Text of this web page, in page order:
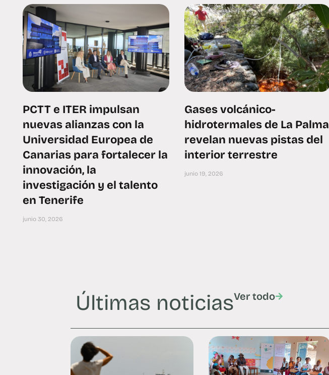
PCTT e ITER impulsan
nuevas alianzas con la
Universidad Europea de
Canarias para fortalecer la
innovación, la
investigación y el talento
en Tenerife
junio 30, 2026
Gases volcánico-
hidrotermales de La Palma
revelan nuevas pistas del
interior terrestre
junio 19, 2026
Últimas noticiasVer todo